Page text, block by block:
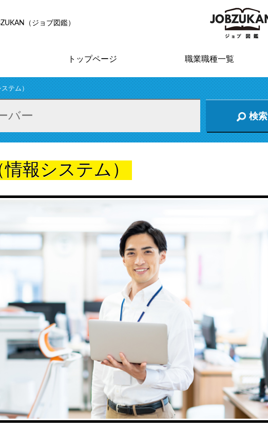
（ジョブ図鑑）
トップページ 職業職種一覧
テム）
検索
情報システム）